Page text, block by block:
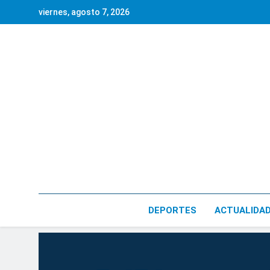
viernes, agosto 7, 2026
DEPORTES